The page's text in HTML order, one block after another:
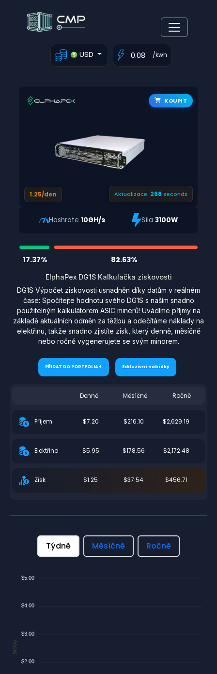
USD /kwh
KOUPIT
1.25/den Aktualizace: 267 seconds
Hashrate 10GH/s Síla3100W
17.37% 82.63%
ElphaPex DG1S Kalkulačka ziskovosti
DG1S Výpočet ziskovosti usnadněn díky datům v reálném
čase: Spočítejte hodnotu svého DG1S s naším snadno
použitelným kalkulátorem ASIC minerů! Uvádíme příjmy na
základě aktuálních odměn za těžbu a odečítáme náklady na
elektřinu, takže snadno zjistíte zisk, který denně, měsíčně
nebo ročně vygenerujete se svým minorem.
PŘIDAT DO PORTFOLIA + Exkluzivní nabídky
Denně Měsíčně Ročně
Příjem $7.20 $216.10 $2,629.19
Elektřina $5.95 $178.56 $2,172.48
Zisk $1.25 $37.54 $456.71
Týdně Měsíčně Ročně
$5.00
$4.00
$3.00
$2.00
$/Day